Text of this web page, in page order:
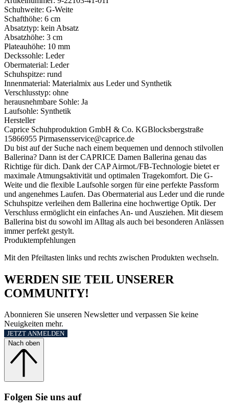
Schuhweite: G-Weite
Schafthöhe: 6 cm
Absatztyp: kein Absatz
Absatzhöhe: 3 cm
Plateauhöhe: 10 mm
Deckssohle: Leder
Obermaterial: Leder
Schuhspitze: rund
Innenmaterial: Materialmix aus Leder und Synthetik
Verschlusstyp: ohne
herausnehmbare Sohle: Ja
Laufsohle: Synthetik
Hersteller
Caprice Schuhproduktion GmbH & Co. KGBlocksbergstraße
15866955 Pirmasensservice@caprice.de
Du bist auf der Suche nach einem bequemen und dennoch stilvollen
Ballerina? Dann ist der CAPRICE Damen Ballerina genau das
Richtige für dich. Dank der CAP Airmot./FB-Technologie bietet er
maximale Atmungsaktivität und optimalen Tragekomfort. Die G-
Weite und die flexible Laufsohle sorgen für eine perfekte Passform
und angenehmes Laufen. Das Obermaterial aus Leder und die runde
Schuhspitze verleihen dem Ballerina eine hochwertige Optik. Der
Verschluss ermöglicht ein einfaches An- und Ausziehen. Mit diesem
Ballerina bist du sowohl im Alltag als auch bei besonderen Anlässen
immer perfekt gestylt.
Produktempfehlungen
Mit den Pfeiltasten links und rechts zwischen Produkten wechseln.
WERDEN SIE TEIL UNSERER
COMMUNITY!
Abonnieren Sie unseren Newsletter und verpassen Sie keine
Neuigkeiten mehr.
JETZT ANMELDEN
Nach oben
Folgen Sie uns auf